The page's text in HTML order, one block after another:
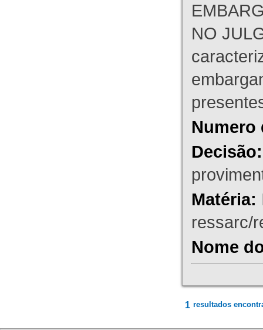
NO
Numero
Decisão:
Matéria:
ressarc/
Nome
1 resultados